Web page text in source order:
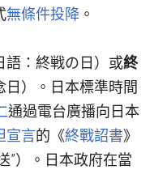
無條件投降 。
語：終戦の日）或終
日）。日本標準時間
通過電台廣播向日本
宣言的《終戰詔書》
”）。日本政府在當